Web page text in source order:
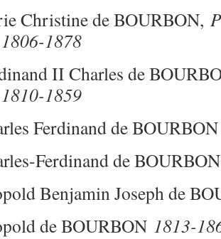
Christine de BOURBON,
1806-1878
II Charles de
1810-1859
Ferdinand de
Ferdinand de
Benjamin Joseph de
de BOURBON 1813-